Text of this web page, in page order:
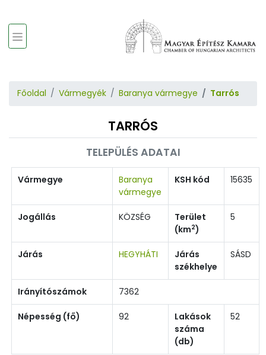
Főoldal Vármegyék Baranya vármegye Tarrós
TARRÓS
TELEPÜLÉS ADATAI
Vármegye
Baranya
vármegye
KSH kód 15635
Jogállás KÖZSÉG
Terület
(km2)
5
Járás HEGYHÁTI
Járás
székhelye
SÁSD
Irányítószámok 7362
Népesség (fő) 92
Lakások
száma
(db)
52